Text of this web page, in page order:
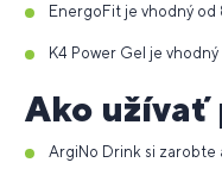
EnergoFit je vhodný od
K4 Power Gel je vhodný
Ako
ArgiNo Drink si zarobte